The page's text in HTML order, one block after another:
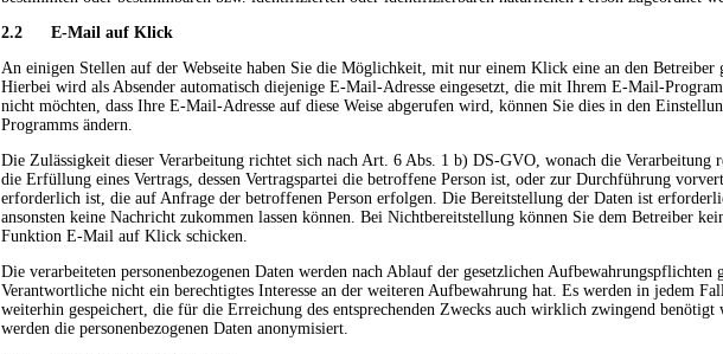
2.2 E-Mail auf Klick
An einigen Stellen auf der Webseite haben Sie die Möglichkeit, mit nur einem Klick eine an den
Hierbei wird als Absender automatisch diejenige E-Mail-Adresse eingesetzt, die mit Ihrem E-Mail-
nicht möchten, dass Ihre E-Mail-Adresse auf diese Weise abgerufen wird, können Sie dies in den
Programms ändern.
Die Zulässigkeit dieser Verarbeitung richtet sich nach Art. 6 Abs. 1 b) DS-GVO, wonach die Verarbeitung
die Erfüllung eines Vertrags, dessen Vertragspartei die betroffene Person ist, oder zur Durchführung
erforderlich ist, die auf Anfrage der betroffenen Person erfolgen. Die Bereitstellung der Daten ist
ansonsten keine Nachricht zukommen lassen können. Bei Nichtbereitstellung können Sie dem Betreiber
Funktion E-Mail auf Klick schicken.
Die verarbeiteten personenbezogenen Daten werden nach Ablauf der gesetzlichen Aufbewahrungspflichten
Verantwortliche nicht ein berechtigtes Interesse an der weiteren Aufbewahrung hat. Es werden in jedem
weiterhin gespeichert, die für die Erreichung des entsprechenden Zwecks auch wirklich zwingend
werden die personenbezogenen Daten anonymisiert.